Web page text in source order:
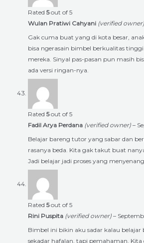
Rated 5out of 5
Wulan Pratiwi Cahyani (verified owner)
Gak cuma buat yang di kota besar,
bisa ngerasain bimbel berkualitas
mereka. Sinyal pas-pasan pun masih
ada versi ringan-nya.
Rated 5out of 5
Fadil Arya Perdana (verified owner) –
Belajar bareng tutor yang sabar dan
rasanya beda. Kita gak takut buat
Jadi belajar jadi proses yang
Rated 5out of 5
Rini Puspita (verified owner) –
Bimbel ini bikin aku sadar kalau belajar
sekadar hafalan, tapi pemahaman.